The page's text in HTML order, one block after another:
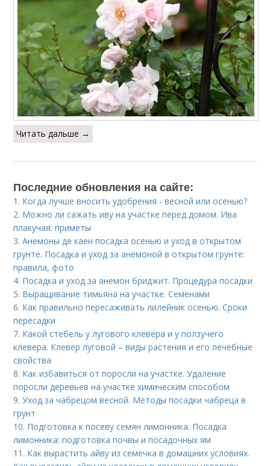
Читать дальше →
Последние обновления на сайте:
1. Когда лучше вносить удобрения - весной или осенью?
2. Можно ли сажать иву на участке перед домом. Ива
плакучая: приметы
3.Анемоны де каен посадка осенью и уход в открытом
грунте. Посадка и уход за анемоной в открытом грунте:
правила, фото
4. Посадка и уход за анемон бриджит. Процедура посадки
5. Выращивание тимьяна на участке. Семенами
6. Как правильно пересаживать лилейник осенью. Сроки
пересадки
7. Какой стебель у лугового клевера и у ползучего
клевера. Клевер луговой – виды растения и его лечебные
свойства
8. Как избавиться от поросли на участке. Удаление
поросли деревьев на участке химическим способом
9.Уход за чабрецом весной. Методы посадки чабреца в
грунт
10. Подготовка к посеву семян лимонника. Посадка
лимонника: подготовка почвы и посадочных ям
11. Как вырастить айву из семечка в домашних условиях.